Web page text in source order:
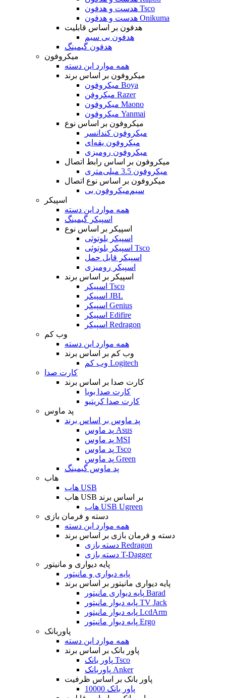
هدست و هدفون Tsco
هدست و هدفون Onikuma
هدفون بر اساس قابلیت
هدفون بی سیم
هدفون گیمینگ
میکروفون
همه موارد این دسته
میکروفون بر اساس برند
میکروفون Boya
میکروفن Razer
میکروفون Maono
میکروفون Yanmai
میکروفون بر اساس نوع
میکروفون کندانسر
میکروفون یقه‌ای
میکروفون رومیزی
میکروفون بر اساس رابط اتصال
میکروفون 3.5 میلی‌متری
میکروفون بر اساس نوع اتصال
میکروفون بی‌‎سیم
اسپیکر
همه موارد این دسته
اسپیکر گیمینگ
اسپیکر بر اساس نوع
اسپیکر بلوتوثی
اسپیکر بلوتوثی Tsco
اسپیکر قابل حمل
اسپیکر رومیزی
اسپیکر بر اساس برند
اسپیکر Tsco
اسپیکر JBL
اسپیکر Genius
اسپیکر Edifire
اسپیکر Redragon
وب کم
همه موارد این دسته
وب کم بر اساس برند
وب کم Logitech
کارت صدا
کارت صدا بر اساس برند
کارت صدا بویا
کارت صدا کریتیو
پد ماوس
پد ماوس بر اساس برند
پد ماوس Asus
پد ماوس MSI
پد ماوس Tsco
پد ماوس Green
پد ماوس گیمینگ
هاب
هاب USB
هاب USB بر اساس برند
هاب USB Ugreen
دسته و فرمان بازی
همه موارد این دسته
دسته و فرمان بازی بر اساس برند
دسته بازی Redragon
دسته بازی T-Dagger
پایه دیواری و مانیتور
پایه دیواری و مانیتور
پایه دیواری مانیتور بر اساس برند
پایه دیواری مانیتور Barad
پایه دیوار مانیتور TV Jack
پایه دیوار مانیتور LcdArm
پایه دیوار مانیتور Ergo
پاوربانک
همه موارد این دسته
پاور بانک بر اساس برند
پاور بانک Tsco
پاوربانک Anker
پاور بانک بر اساس ظرفیت
پاور بانک 10000